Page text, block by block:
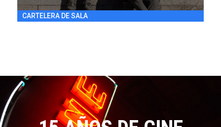
CARTELERA DE SALA